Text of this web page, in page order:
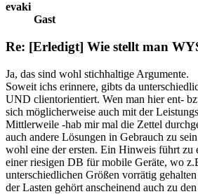
evaki
Gast
Re: [Erledigt] Wie stellt man
Ja, das sind wohl stichhaltige Argumente.
Soweit ichs erinnere, gibts da
UND clientorientiert. Wen man hier ent-
sich möglicherweise auch mit der
Mittlerweile -hab mir mal die Zettel
auch andere Lösungen in Gebrauch zu
wohl eine der ersten. Ein Hinweis führt zu
einer riesigen DB für mobile Geräte, wo
unterschiedlichen Größen vorrätig
der Lasten gehört anscheinend auch zu